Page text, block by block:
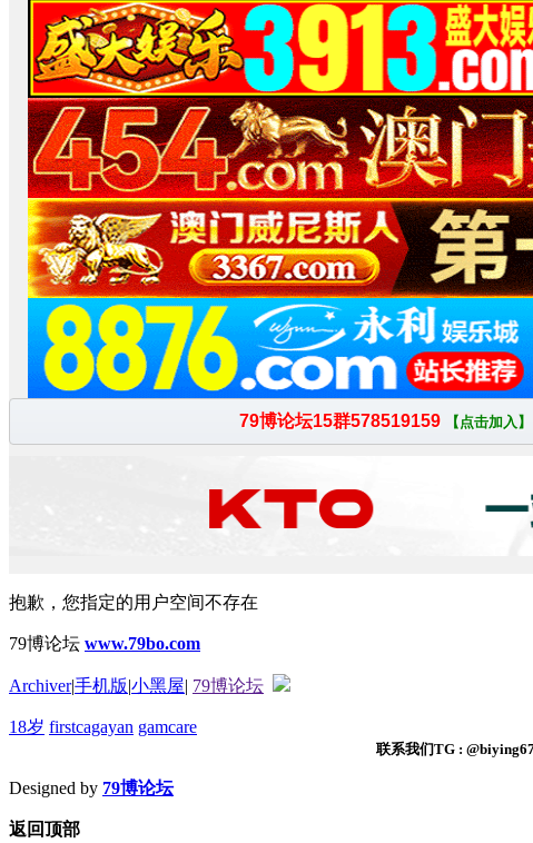
抱歉，您指定的用户空间不存在
79博论坛 www.79bo.com
Archiver|手机版|小黑屋| 79博论坛
18岁 firstcagayan gamcare
联系我们TG :
Designed by 79博论坛
返回顶部